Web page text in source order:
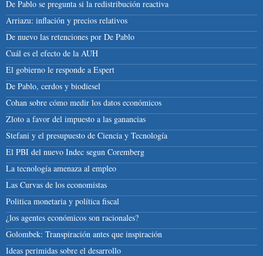
De Pablo se pregunta si la redistribución reactiva
Arriazu: inflación y precios relativos
De nuevo las retenciones por De Pablo
Cuál es el efecto de la AUH
El gobierno le responde a Espert
De Pablo, cerdos y biodiesel
Cohan sobre cómo medir los datos económicos
Zloto a favor del impuesto a las ganancias
Stefani y el presupuesto de Ciencia y Tecnología
El PBI del nuevo Indec segun Coremberg
La tecnología amenaza al empleo
Las Curvas de los economistas
Politica monetaria y política fiscal
¿los agentes económicos son racionales?
Golombek: Transpiración antes que inspiración
Ideas perimidas sobre el desarrollo